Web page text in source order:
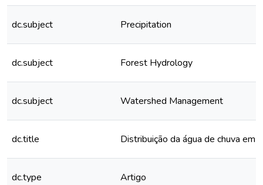
dc.subject Precipitation
dc.subject Forest Hydrology
dc.subject Watershed Management
dc.title Distribuição da água de chuva em
dc.type Artigo